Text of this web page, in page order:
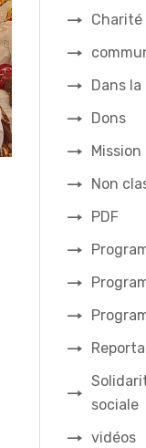
Charité
Dans la
Dons
Mission
Non
PDF
sociale
vidéos